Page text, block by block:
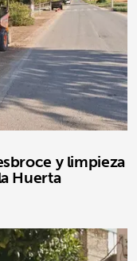
y limpieza
Huerta